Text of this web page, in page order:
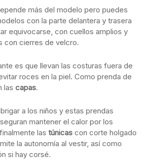
más del modelo pero puedes
con la parte delantera y trasera
equivocarse, con cuellos amplios y
con cierres de velcro.
es que llevan las costuras fuera de
roces en la piel. Como prenda de
las capas.
a los niños y estas prendas
mantener el calor por los
las túnicas con corte holgado
la autonomía al vestir, así como
si hay corsé.